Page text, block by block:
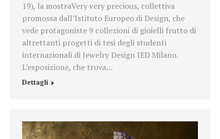
19), la mostraVery very precious, collettiva
promossa dall’Istituto Europeo di Design, che
vede protagoniste 9 collezioni di gioielli frutto di
altrettanti progetti di tesi degli studenti
internazionali di Jewelry Design IED Milano.
L’esposizione, che trova…
Dettagli